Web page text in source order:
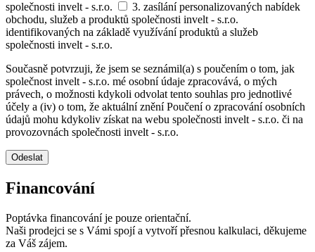
společnosti invelt - s.r.o.
3. zasílání personalizovaných nabídek
obchodu, služeb a produktů společnosti invelt - s.r.o.
identifikovaných na základě využívání produktů a služeb
společnosti invelt - s.r.o.
Současně potvrzuji, že jsem se seznámil(a) s poučením o tom, jak
společnost invelt - s.r.o. mé osobní údaje zpracovává, o mých
právech, o možnosti kdykoli odvolat tento souhlas pro jednotlivé
účely a (iv) o tom, že aktuální znění Poučení o zpracování osobních
údajů mohu kdykoliv získat na webu společnosti invelt - s.r.o. či na
provozovnách společnosti invelt - s.r.o.
Odeslat
Financování
Poptávka financování je pouze orientační.
Naši prodejci se s Vámi spojí a vytvoří přesnou kalkulaci, děkujeme
za Váš zájem.